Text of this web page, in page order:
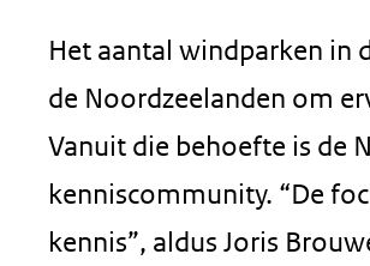
Het aantal windparken in
de Noordzeelanden om
Vanuit die behoefte is de
kenniscommunity. “De
kennis”, aldus Joris